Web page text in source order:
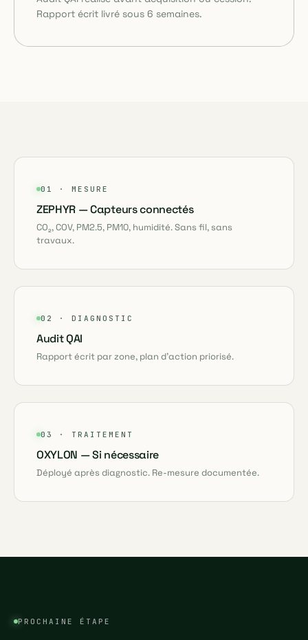
Rapport écrit livré sous 6 semaines.
01 · MESURE
ZEPHYR — Capteurs connectés
CO₂, COV, PM2.5, PM10, humidité. Sans fil, sans
travaux.
02 · DIAGNOSTIC
Audit QAI
Rapport écrit par zone, plan d'action priorisé.
03 · TRAITEMENT
OXYLON — Si nécessaire
Déployé après diagnostic. Re-mesure documentée.
PROCHAINE ÉTAPE